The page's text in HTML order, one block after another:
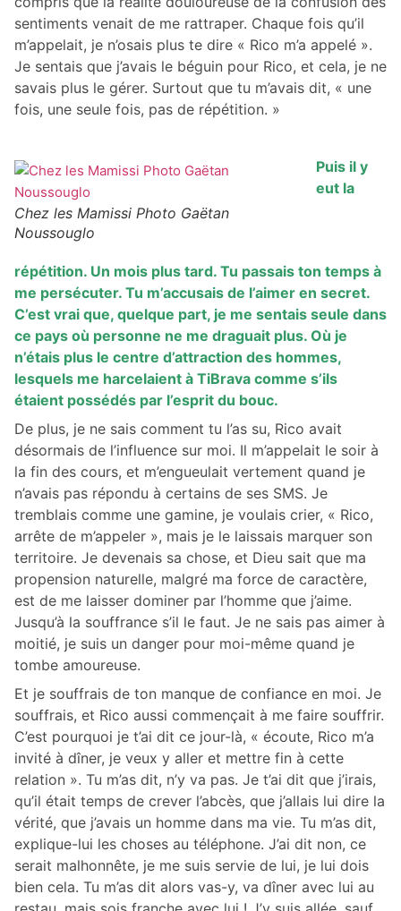
sentiments venait de me rattraper. Chaque fois qu’il
m’appelait, je n’osais plus te dire « Rico m’a appelé ».
Je sentais que j’avais le béguin pour Rico, et cela, je ne
savais plus le gérer. Surtout que tu m’avais dit, « une
fois, une seule fois, pas de répétition. »
Chez les Mamissi Photo Gaëtan
Noussouglo
Puis il y
eut la
répétition. Un mois plus tard. Tu passais ton temps à
me persécuter. Tu m’accusais de l’aimer en secret.
C’est vrai que, quelque part, je me sentais seule dans
ce pays où personne ne me draguait plus. Où je
n’étais plus le centre d’attraction des hommes,
lesquels me harcelaient à TiBrava comme s’ils
étaient possédés par l’esprit du bouc.
De plus, je ne sais comment tu l’as su, Rico avait
désormais de l’influence sur moi. Il m’appelait le soir à
la fin des cours, et m’engueulait vertement quand je
n’avais pas répondu à certains de ses SMS. Je
tremblais comme une gamine, je voulais crier, « Rico,
arrête de m’appeler », mais je le laissais marquer son
territoire. Je devenais sa chose, et Dieu sait que ma
propension naturelle, malgré ma force de caractère,
est de me laisser dominer par l’homme que j’aime.
Jusqu’à la souffrance s’il le faut. Je ne sais pas aimer à
moitié, je suis un danger pour moi-même quand je
tombe amoureuse.
Et je souffrais de ton manque de confiance en moi. Je
souffrais, et Rico aussi commençait à me faire souffrir.
C’est pourquoi je t’ai dit ce jour-là, « écoute, Rico m’a
invité à dîner, je veux y aller et mettre fin à cette
relation ». Tu m’as dit, n’y va pas. Je t’ai dit que j’irais,
qu’il était temps de crever l’abcès, que j’allais lui dire la
vérité, que j’avais un homme dans ma vie. Tu m’as dit,
explique-lui les choses au téléphone. J’ai dit non, ce
serait malhonnête, je me suis servie de lui, je lui dois
bien cela. Tu m’as dit alors vas-y, va dîner avec lui au